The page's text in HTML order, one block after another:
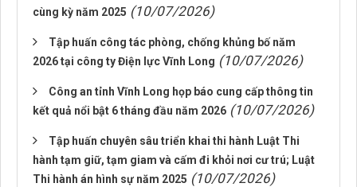
cùng kỳ năm 2025 (10/07/2026)
Tập huấn công tác phòng, chống khủng bố năm
2026 tại công ty Điện lực Vĩnh Long (10/07/2026)
Công an tỉnh Vĩnh Long họp báo cung cấp thông tin
kết quả nổi bật 6 tháng đầu năm 2026 (10/07/2026)
Tập huấn chuyên sâu triển khai thi hành Luật Thi
hành tạm giữ, tạm giam và cấm đi khỏi nơi cư trú; Luật
Thi hành án hình sự năm 2025 (10/07/2026)